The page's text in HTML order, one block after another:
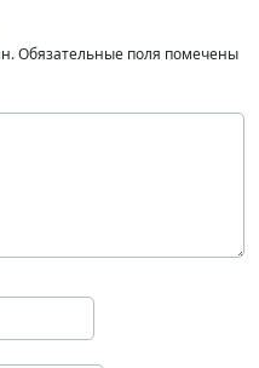
Обязательные поля помечены